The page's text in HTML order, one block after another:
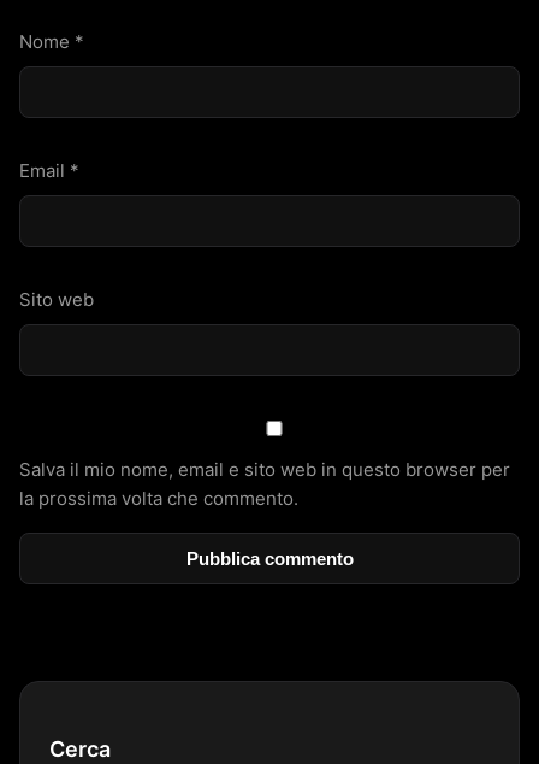
Nome *
Email *
Sito web
Salva il mio nome, email e sito web in questo browser per
la prossima volta che commento.
Cerca